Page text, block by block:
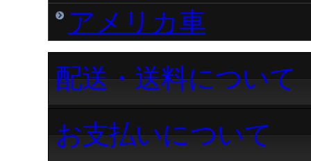
アメリカ車
配送・送料について
お支払いについて